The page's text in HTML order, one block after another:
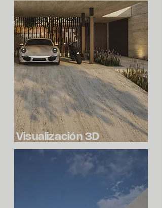
Visualización 3D